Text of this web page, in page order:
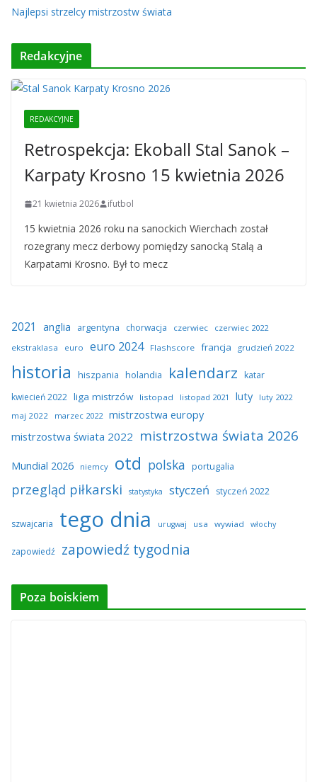
Najlepsi strzelcy mistrzostw świata
Redakcyjne
REDAKCYJNE
Retrospekcja: Ekoball Stal Sanok –
Karpaty Krosno 15 kwietnia 2026
21 kwietnia 2026 ifutbol
15 kwietnia 2026 roku na sanockich Wierchach został
rozegrany mecz derbowy pomiędzy sanocką Stalą a
Karpatami Krosno. Był to mecz
2021 anglia argentyna chorwacja czerwiec
czerwiec 2022
ekstraklasa
euro euro 2024 Flashscore francja grudzień 2022
historia hiszpania holandia kalendarz katar
kwiecień 2022 liga mistrzów listopad listopad 2021 luty
luty 2022
maj 2022
marzec 2022 mistrzostwa europy
mistrzostwa świata 2022 mistrzostwa świata 2026
Mundial 2026 niemcy otd polska portugalia
przegląd piłkarski statystyka styczeń styczeń 2022
szwajcaria tego dnia urugwaj usa wywiad włochy
zapowiedź zapowiedź tygodnia
Poza boiskiem